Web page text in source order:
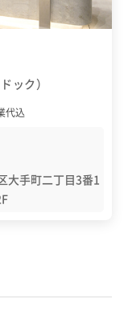
ック）
代込
大手町二丁目3番1